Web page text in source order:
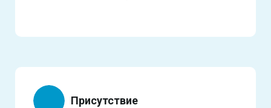
Присутствие